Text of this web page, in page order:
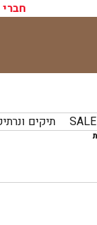
חברי
SALE תיקים